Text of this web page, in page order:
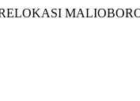
RELOKASI